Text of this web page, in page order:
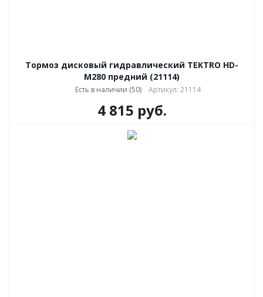
Тормоз дисковый гидравлический TEKTRO HD-
M280 предний (21114)
Есть в наличии (50) Артикул: 21114
4 815 руб.